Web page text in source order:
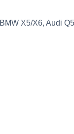
BMW X5/X6, Audi